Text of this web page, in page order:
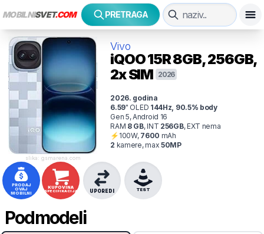
MOBILNISVET.COM PRETRAGA
slika: gsmarena.com
Vivo
iQOO 15R8GB, 256GB,
2x SIM 2026
2026. godina
6.59" OLED 144Hz 90.5% body
Gen 5, Android 16
RAM 8GB,INT 256GB,EXT nema
⚡ 100W, 7600 mAh
2 kamere, max 50MP
PRODAJ
OVAJ
MOBILNI
KUPOVINA
SPECIFIKACIJA TEST
UPOREDI
Podmodeli